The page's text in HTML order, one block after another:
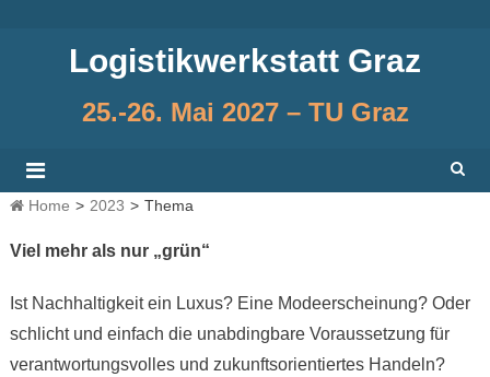
Logistikwerkstatt Graz
25.-26. Mai 2027 – TU Graz
Home > 2023 > Thema
Viel mehr als nur „grün“
Ist Nachhaltigkeit ein Luxus? Eine Modeerscheinung? Oder
schlicht und einfach die unabdingbare Voraussetzung für
verantwortungsvolles und zukunftsorientiertes Handeln?